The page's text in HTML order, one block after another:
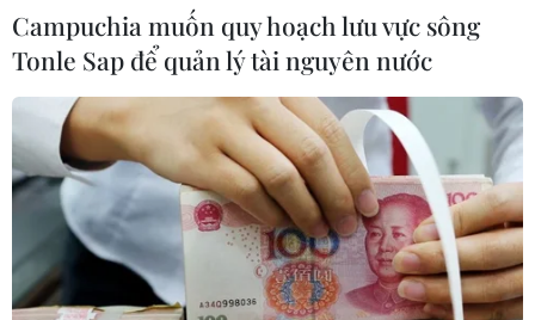
Campuchia muốn quy hoạch lưu vực sông
Tonle Sap để quản lý tài nguyên nước